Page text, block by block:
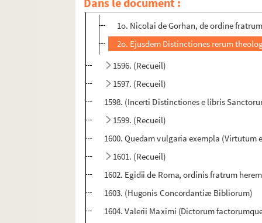
1595. (Recueil)
1o. Nicolai de Gorhan, de ordine
2o. Ejusdem Distinctiones rerum
1596. (Recueil)
1597. (Recueil)
1598. (Incerti Distinctiones e libris
1599. (Recueil)
1600. Quedam vulgaria exempla
1601. (Recueil)
1602. Egidii de Roma, ordinis fratrum
1603. (Hugonis Concordantiæ Bibliorum)
1604. Valerii Maximi (Dictorum